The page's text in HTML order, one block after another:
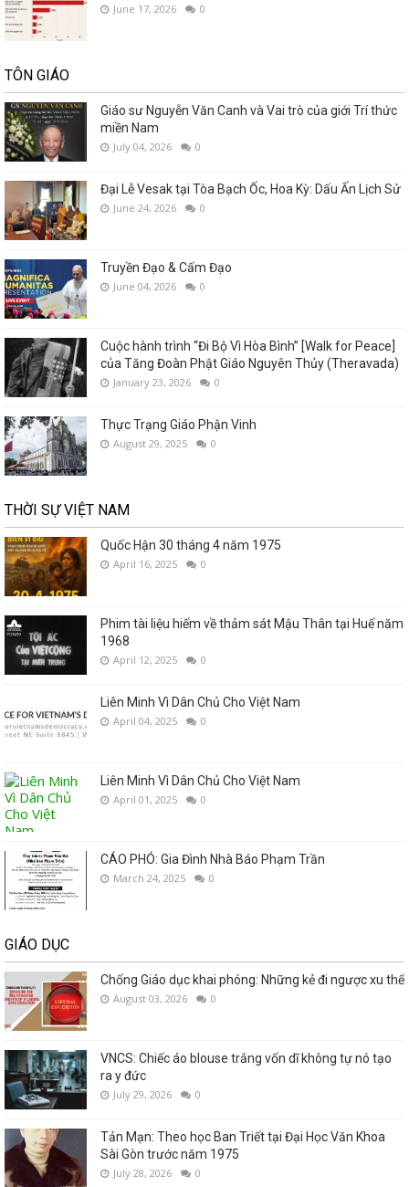
June 17, 2026 0
TÔN GIÁO
Giáo sư Nguyễn Văn Canh và Vai trò của giới Trí thức
miền Nam
July 04, 2026 0
Đại Lễ Vesak tại Tòa Bạch Ốc, Hoa Kỳ: Dấu Ấn Lịch Sử
June 24, 2026 0
Truyền Đạo & Cấm Đạo
June 04, 2026 0
Cuộc hành trình “Đi Bộ Vì Hòa Bình” [Walk for Peace]
của Tăng Đoàn Phật Giáo Nguyên Thủy (Theravada)
January 23, 2026 0
Thực Trạng Giáo Phận Vinh
August 29, 2025 0
THỜI SỰ VIỆT NAM
Quốc Hận 30 tháng 4 năm 1975
April 16, 2025 0
Phim tài liệu hiếm về thảm sát Mậu Thân tại Huế năm
1968
April 12, 2025 0
Liên Minh Vì Dân Chủ Cho Việt Nam
April 04, 2025 0
Liên Minh Vì Dân Chủ Cho Việt Nam
April 01, 2025 0
CÁO PHÓ: Gia Đình Nhà Báo Phạm Trần
March 24, 2025 0
GIÁO DỤC
Chống Giáo dục khai phóng: Những kẻ đi ngược xu thế
August 03, 2026 0
VNCS: Chiếc áo blouse trắng vốn dĩ không tự nó tạo
ra y đức
July 29, 2026 0
Tản Mạn: Theo học Ban Triết tại Đại Học Văn Khoa
Sài Gòn trước năm 1975
July 28, 2026 0